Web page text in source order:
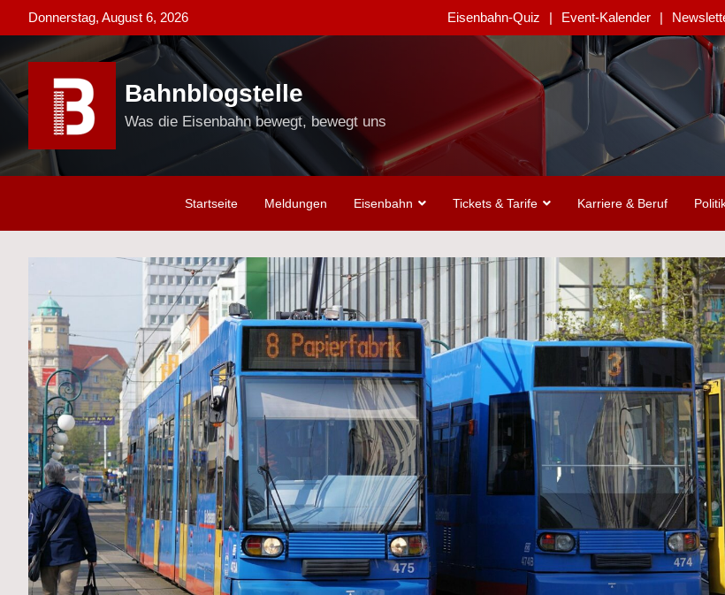
to
content
Donnerstag, August 6, 2026 Eisenbahn-Quiz Event-Kalender
Bahnblogstelle
Was die Eisenbahn bewegt, bewegt uns
Startseite Meldungen Eisenbahn Tickets & Tarife Karriere & Beruf